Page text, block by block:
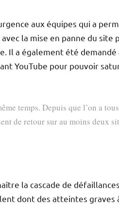
aux équipes qui a
la mise en panne du site
Il a également été
YouTube pour pouvoir
temps. Depuis que l’on a
de retour sur au moins deux
la cascade de
dont des atteintes graves